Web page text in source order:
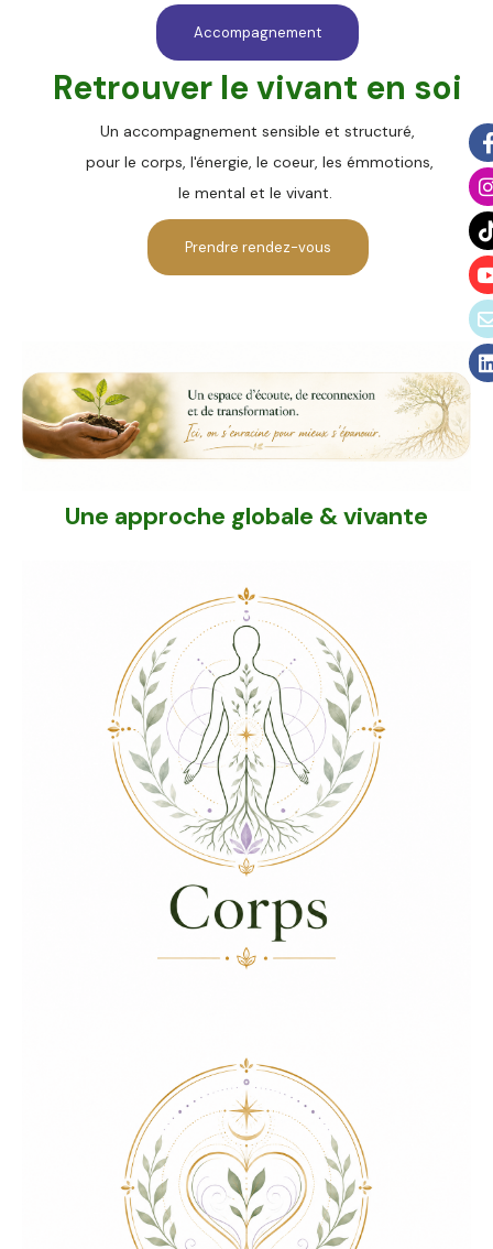
Accompagnement
Retrouver le vivant en soi
Un accompagnement sensible et structuré,
pour le corps, l'énergie, le coeur, les émmotions,
le mental et le vivant.
Prendre rendez-vous
Une approche globale & vivante